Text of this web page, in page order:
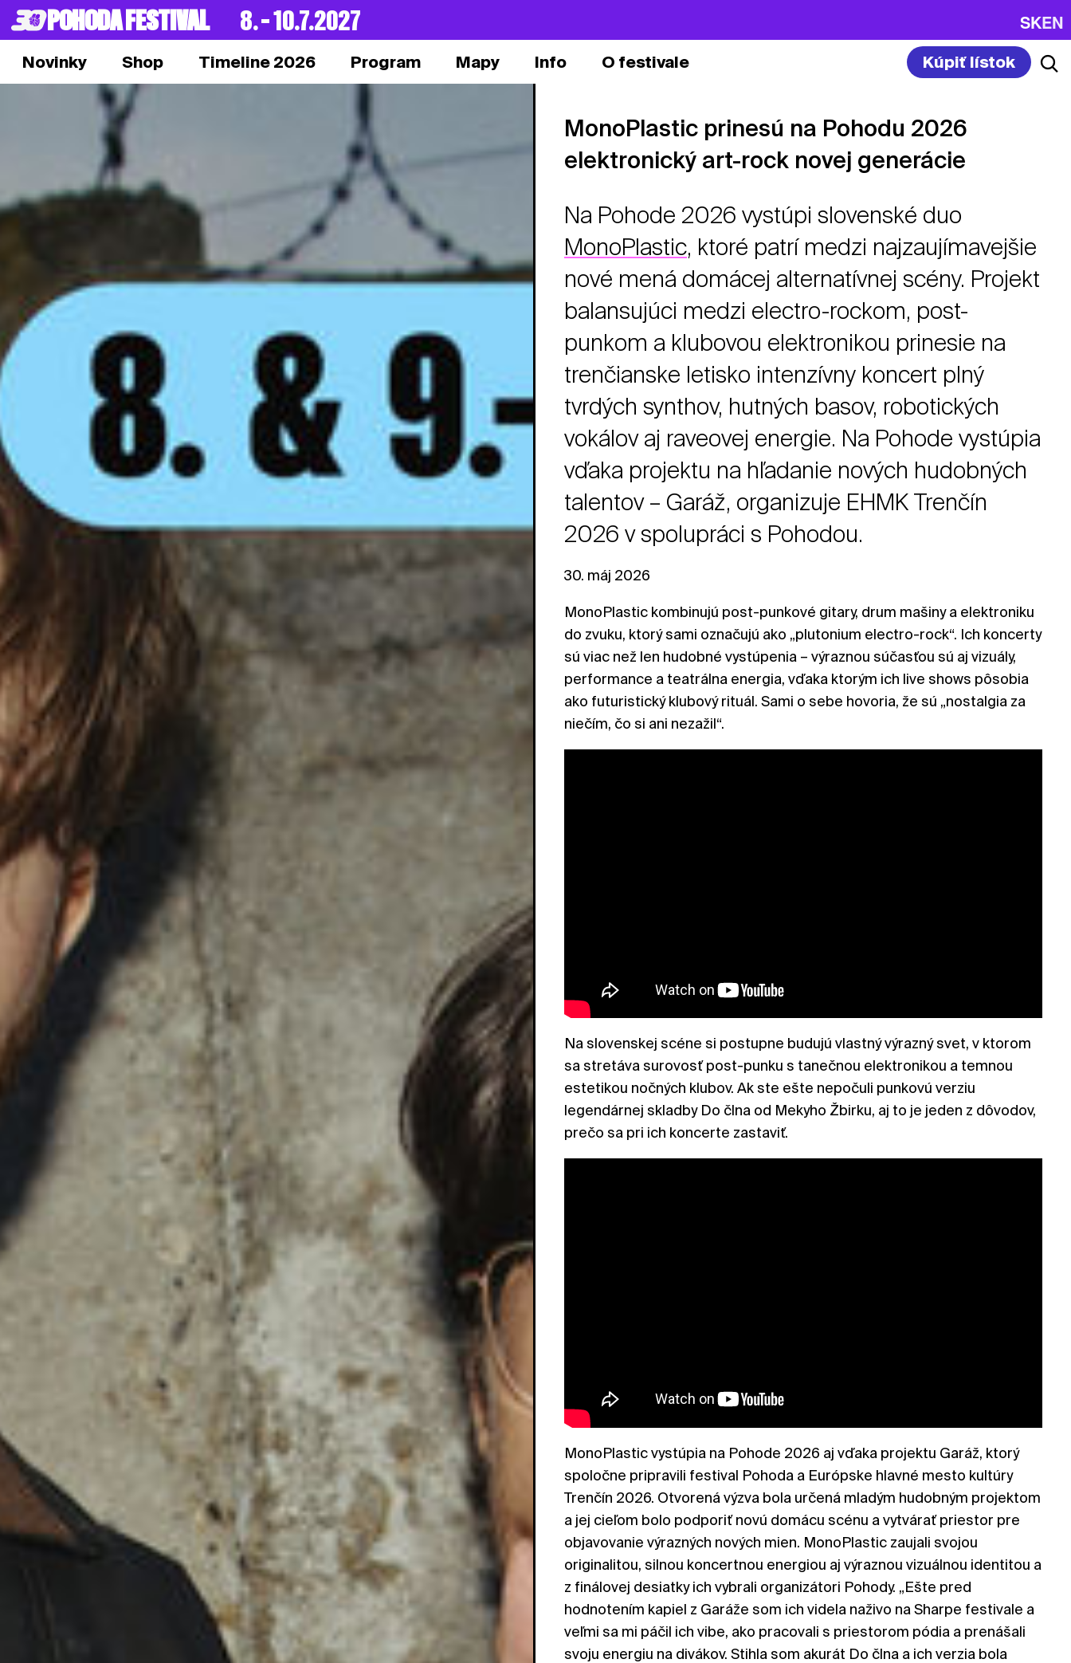
POHODA FESTIVAL 8. – 10.7.2027 SKEN
Novinky Shop Timeline 2026 Program Mapy Info O festivale Kúpiť lístok
MonoPlastic prinesú na Pohodu 2026
elektronický art-rock novej generácie
Na Pohode 2026 vystúpi slovenské duo
MonoPlastic, ktoré patrí medzi najzaujímavejšie
nové mená domácej alternatívnej scény. Projekt
balansujúci medzi electro-rockom, post-
punkom a klubovou elektronikou prinesie na
trenčianske letisko intenzívny koncert plný
tvrdých synthov, hutných basov, robotických
vokálov aj raveovej energie. Na Pohode vystúpia
vďaka projektu na hľadanie nových hudobných
talentov – Garáž, organizuje EHMK Trenčín
2026 v spolupráci s Pohodou.
30. máj 2026
MonoPlastic kombinujú post-punkové gitary, drum mašiny a elektroniku
do zvuku, ktorý sami označujú ako „plutonium electro-rock“. Ich koncerty
sú viac než len hudobné vystúpenia – výraznou súčasťou sú aj vizuály,
performance a teatrálna energia, vďaka ktorým ich live shows pôsobia
ako futuristický klubový rituál. Sami o sebe hovoria, že sú „nostalgia za
niečím, čo si ani nezažil“.
Na slovenskej scéne si postupne budujú vlastný výrazný svet, v ktorom
sa stretáva surovosť post-punku s tanečnou elektronikou a temnou
estetikou nočných klubov. Ak ste ešte nepočuli punkovú verziu
legendárnej skladby Do člna od Mekyho Žbirku, aj to je jeden z dôvodov,
prečo sa pri ich koncerte zastaviť.
MonoPlastic vystúpia na Pohode 2026 aj vďaka projektu Garáž, ktorý
spoločne pripravili festival Pohoda a Európske hlavné mesto kultúry
Trenčín 2026. Otvorená výzva bola určená mladým hudobným projektom
a jej cieľom bolo podporiť novú domácu scénu a vytvárať priestor pre
objavovanie výrazných nových mien. MonoPlastic zaujali svojou
originalitou, silnou koncertnou energiou aj výraznou vizuálnou identitou a
z finálovej desiatky ich vybrali organizátori Pohody. „Ešte pred
hodnotením kapiel z Garáže som ich videla naživo na Sharpe festivale a
veľmi sa mi páčil ich vibe, ako pracovali s priestorom pódia a prenášali
svoju energiu na divákov. Stihla som akurát Do člna a ich verzia bola